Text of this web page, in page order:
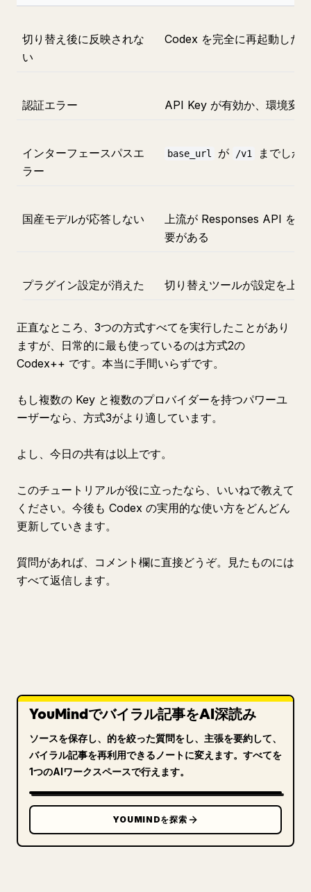
切り替え後に反映されな
い
Codex を完全に再起動した
認証エラー API Key が有効か、環境変
インターフェースパスエ
ラー
base_url が /v1 までしか
国産モデルが応答しない
上流が Responses API をサ
要がある
プラグイン設定が消えた 切り替えツールが設定を上
正直なところ、3つの方式すべてを実行したことがあり
ますが、日常的に最も使っているのは方式2の
Codex++ です。本当に手間いらずです。
もし複数の Key と複数のプロバイダーを持つパワーユ
ーザーなら、方式3がより適しています。
よし、今日の共有は以上です。
このチュートリアルが役に立ったなら、いいねで教えて
ください。今後も Codex の実用的な使い方をどんどん
更新していきます。
質問があれば、コメント欄に直接どうぞ。見たものには
すべて返信します。
YouMindでバイラル記事をAI深読み
ソースを保存し、的を絞った質問をし、主張を要約して、
バイラル記事を再利用できるノートに変えます。すべてを
1つのAIワークスペースで行えます。
YOUMINDを探索